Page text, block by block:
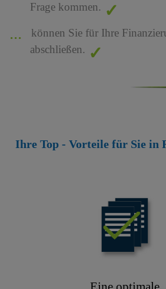
Frage kommen.
können Sie für Ihre
abschließen.
Ihre Top - Vorteile für Sie in
Eine optimale